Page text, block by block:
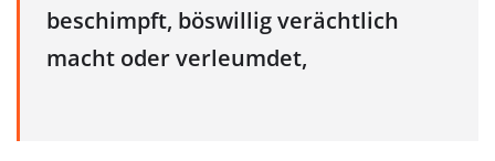
beschimpft, böswillig verächtlich
macht oder verleumdet,